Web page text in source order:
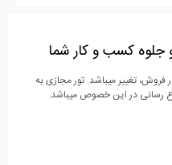
جلوه کسب و کار شما
فروش، تغییر میباشد. تور مجازی به
رسانی در این خصوص میباشد.